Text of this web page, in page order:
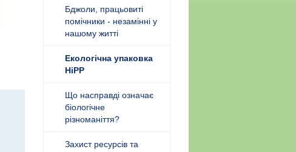
Бджоли, працьовиті
помічники - незамінні у
нашому житті
Екологічна упаковка
HiPP
Що насправді означає
біологічне
різноманіття?
Захист ресурсів та